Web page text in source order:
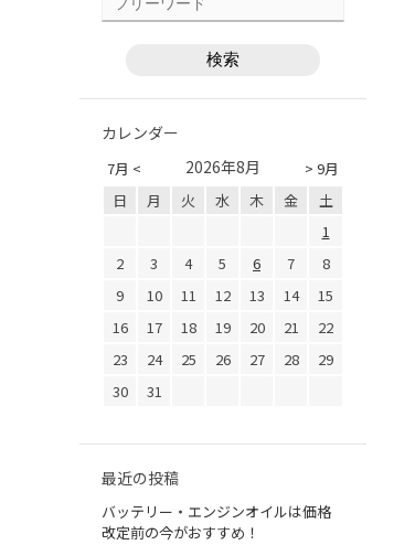
カレンダー
7月 < > 9月
2026年8月
日 月 火 水 木 金
土
1
2
3 4 5 6 7
8
9
10 11 12 13 14
15
16
17 18 19 20 21
22
23
24 25 26 27 28
29
30
31
最近の投稿
バッテリー・エンジンオイルは価格
改定前の今がおすすめ！